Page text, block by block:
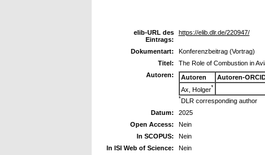
elib-URL des
Eintrags:
https://elib.dlr.de/220947/
Dokumentart:
Konferenzbeitrag (Vortrag)
Titel:
The Role of Combustion in
Autoren:
Autoren
Autoren-
Ax, Holger*
*DLR corresponding author
Datum:
2025
Open Access:
Nein
In SCOPUS:
Nein
In ISI Web of Science:
Nein